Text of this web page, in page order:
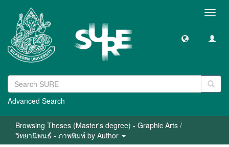
Advanced Search
Browsing Theses (Master's degree) - Graphic Arts /
วิทยานิพนธ์ - ภาพพิมพ์ by Author